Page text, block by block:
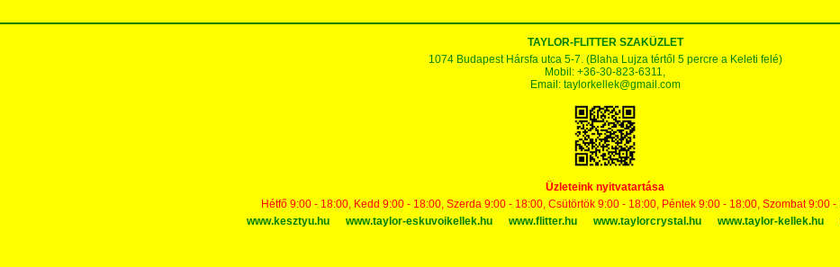
TAYLOR-FLITTER SZAKÜZLET
1074 Budapest Hársfa utca 5-7. (Blaha Lujza tértől 5 percre a Keleti felé)
Mobil: +36-30-823-6311,
Email: taylorkellek@gmail.com
Üzleteink nyitvatartása
Hétfő 9:00 - 18:00, Kedd 9:00 - 18:00, Szerda 9:00 - 18:00, Csütörtök 9:00 - 18:00, Péntek 9:00 - 18:00, Szombat 9:00
www.kesztyu.hu
www.taylor-eskuvoikellek.hu www.flitter.hu www.taylorcrystal.hu www.taylor-kellek.hu